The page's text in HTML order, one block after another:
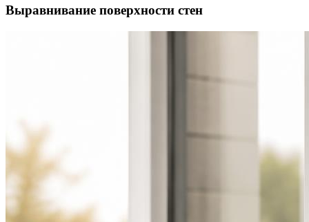
Выравнивание поверхности стен